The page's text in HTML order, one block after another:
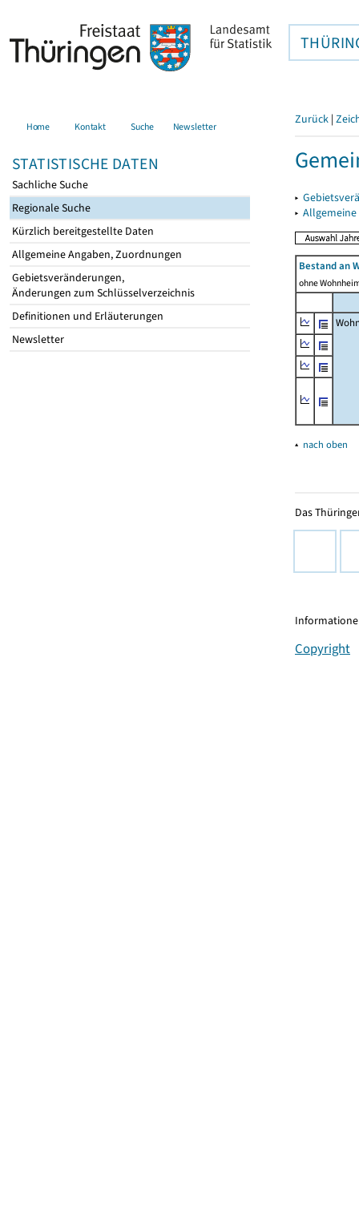
Home Kontakt Suche Newsletter
STATISTISCHE DATEN
Sachliche Suche
Regionale Suche
Kürzlich bereitgestellte Daten
Allgemeine Angaben, Zuordnungen
Gebietsveränderungen,
Änderungen zum Schlüsselverzeichnis
Definitionen und Erläuterungen
Newsletter
Zurück |
▸
▸
Bestand an
ohne
▴ nach oben
Das
Copyright